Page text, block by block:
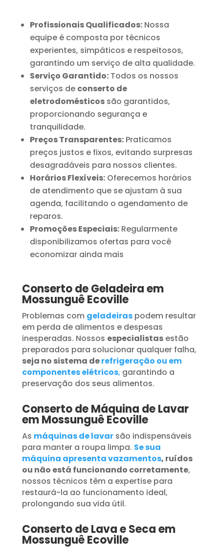
Profissionais Qualificados:Nossa
equipe é composta por técnicos
experientes, simpáticos e respeitosos,
garantindo um serviço de alta qualidade.
Serviço Garantido:Todos os nossos
serviços de conserto de
eletrodomésticossão garantidos,
proporcionando segurança e
tranquilidade.
Preços Transparentes:Praticamos
preços justos e fixos, evitando surpresas
desagradáveis para nossos clientes.
Horários Flexíveis:Oferecemos horários
de atendimento que se ajustam à sua
agenda, facilitando o agendamento de
reparos.
Promoções Especiais:Regularmente
disponibilizamos ofertas para você
economizar ainda mais
Conserto de Geladeira em
Mossunguê Ecoville
Problemas com geladeiraspodem resultar
em perda de alimentos e despesas
inesperadas. Nossos especialistasestão
preparados para solucionar qualquer falha,
seja no sistema derefrigeração ou em
componentes elétricos, garantindo a
preservação dos seus alimentos.
Conserto de Máquina de Lavar
em Mossunguê Ecoville
As máquinas de lavar são indispensáveis
para manter a roupa limpa. Se sua
máquina apresenta vazamentos, ruídos
ou não está funcionando corretamente,
nossos técnicos têm a expertise para
restaurá-la ao funcionamento ideal,
prolongando sua vida útil.
Conserto de Lava e Seca em
Mossunguê Ecoville